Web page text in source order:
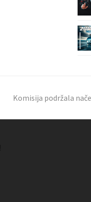
Komisija podržala